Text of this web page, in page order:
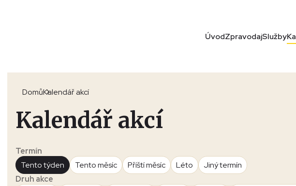
ÚvodZpravodajSlužby
DomůKalendář akcí
Kalendář akcí
Termín
Tento týden
Tento měsíc Příští měsíc Léto
Jiný termín
Druh akce